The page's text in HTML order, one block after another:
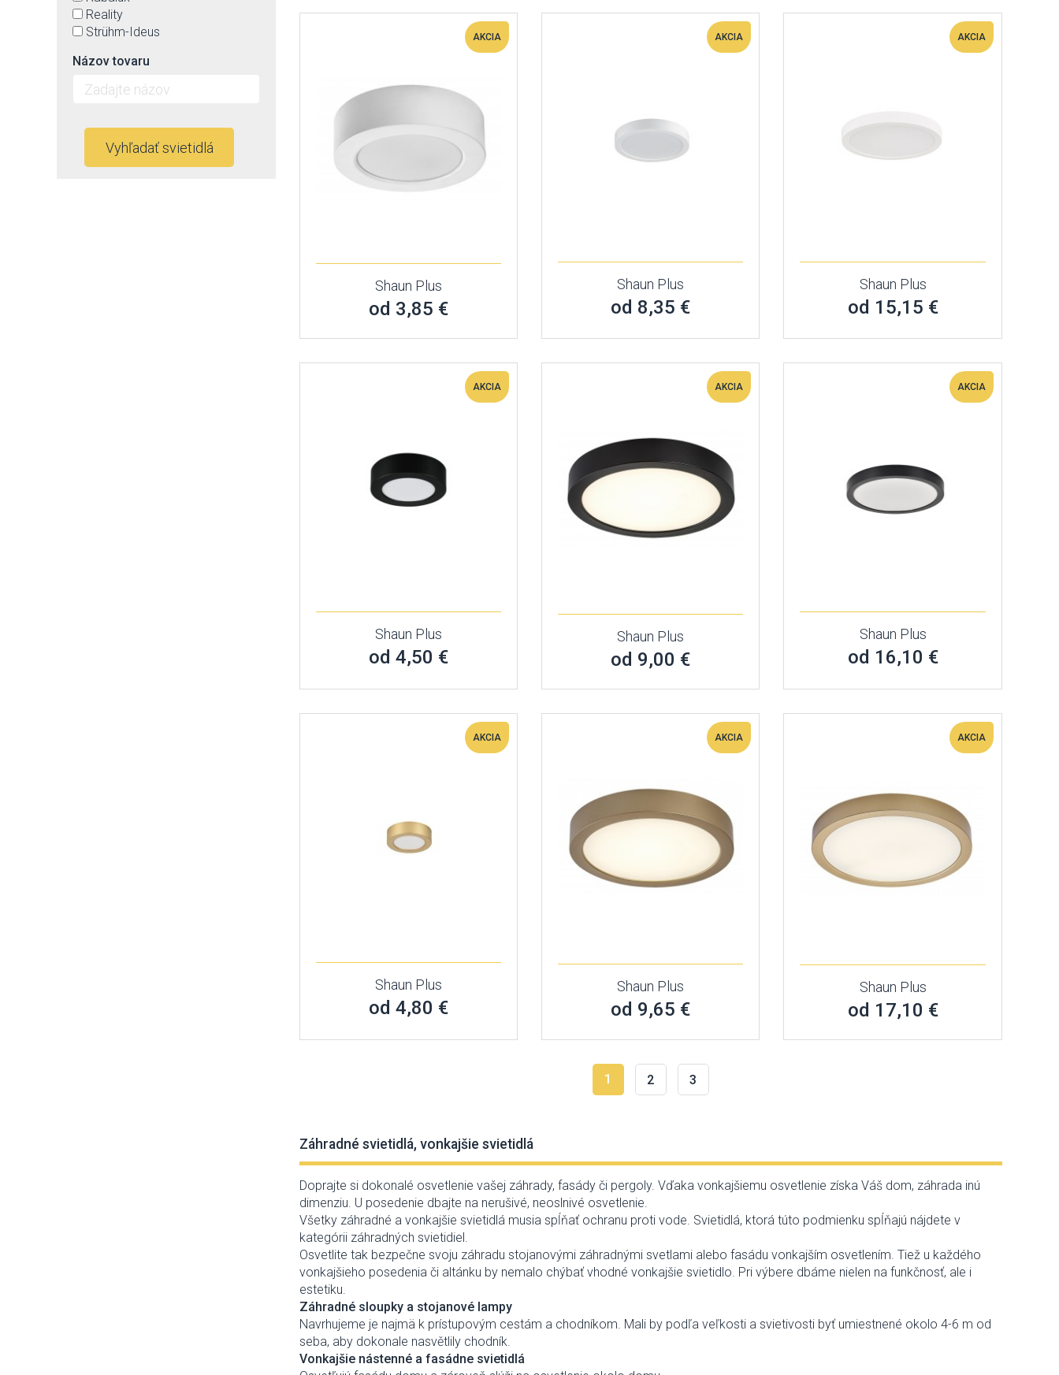
AKCIA
Shaun Plus
od 3,85 €
AKCIA
Shaun Plus
od 8,35 €
AKCIA
Shaun Plus
od 15,15 €
AKCIA
Shaun Plus
od 4,50 €
AKCIA
Shaun Plus
od 9,00 €
AKCIA
Shaun Plus
od 16,10 €
AKCIA
Shaun Plus
od 4,80 €
AKCIA
Shaun Plus
od 9,65 €
AKCIA
Shaun Plus
od 17,10 €
1 2 3
Záhradné svietidlá, vonkajšie svietidlá
Doprajte si dokonalé osvetlenie vašej záhrady, fasády či pergoly. Vďaka vonkajšiemu osvetlenie získa Váš dom, záhrada inú
dimenziu. U posedenie dbajte na nerušivé, neoslnivé osvetlenie.
Všetky záhradné a vonkajšie svietidlá musia spĺňať ochranu proti vode. Svietidlá, ktorá túto podmienku spĺňajú nájdete v
kategórii záhradných svietidiel.
Osvetlite tak bezpečne svoju záhradu stojanovými záhradnými svetlami alebo fasádu vonkajším osvetlením. Tiež u každého
vonkajšieho posedenia či altánku by nemalo chýbať vhodné vonkajšie svietidlo. Pri výbere dbáme nielen na funkčnosť, ale i
estetiku.
Záhradné sloupky a stojanové lampy
Navrhujeme je najmä k prístupovým cestám a chodníkom. Mali by podľa veľkosti a svietivosti byť umiestnené okolo 4-6 m od
seba, aby dokonale nasvětlily chodník.
Vonkajšie nástenné a fasádne svietidlá
Reality
Strühm-Ideus
Názov tovaru
Vyhľadať svietidlá